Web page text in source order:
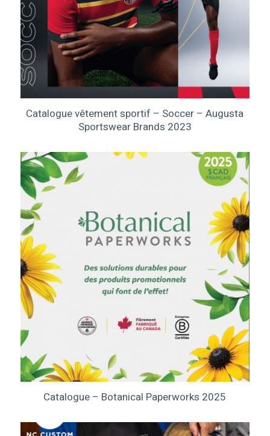
Catalogue vêtement sportif – Soccer – Augusta
Sportswear Brands 2023
Catalogue – Botanical Paperworks 2025